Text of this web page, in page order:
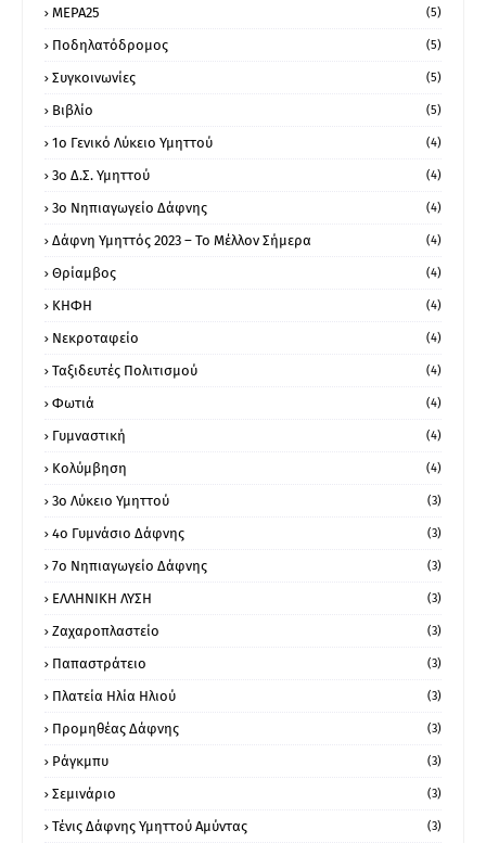
ΜΕΡΑ25 (5)
Ποδηλατόδρομος (5)
Συγκοινωνίες (5)
Βιβλίο (5)
1ο Γενικό Λύκειο Υμηττού (4)
3ο Δ.Σ. Υμηττού (4)
3ο Νηπιαγωγείο Δάφνης (4)
Δάφνη Υμηττός 2023 – Το Μέλλον Σήμερα (4)
Θρίαμβος (4)
ΚΗΦΗ (4)
Νεκροταφείο (4)
Ταξιδευτές Πολιτισμού (4)
Φωτιά (4)
Γυμναστική (4)
Κολύμβηση (4)
3ο Λύκειο Υμηττού (3)
4ο Γυμνάσιο Δάφνης (3)
7ο Νηπιαγωγείο Δάφνης (3)
ΕΛΛΗΝΙΚΗ ΛΥΣΗ (3)
Ζαχαροπλαστείο (3)
Παπαστράτειο (3)
Πλατεία Ηλία Ηλιού (3)
Προμηθέας Δάφνης (3)
Ράγκμπυ (3)
Σεμινάριο (3)
Τένις Δάφνης Υμηττού Αμύντας (3)